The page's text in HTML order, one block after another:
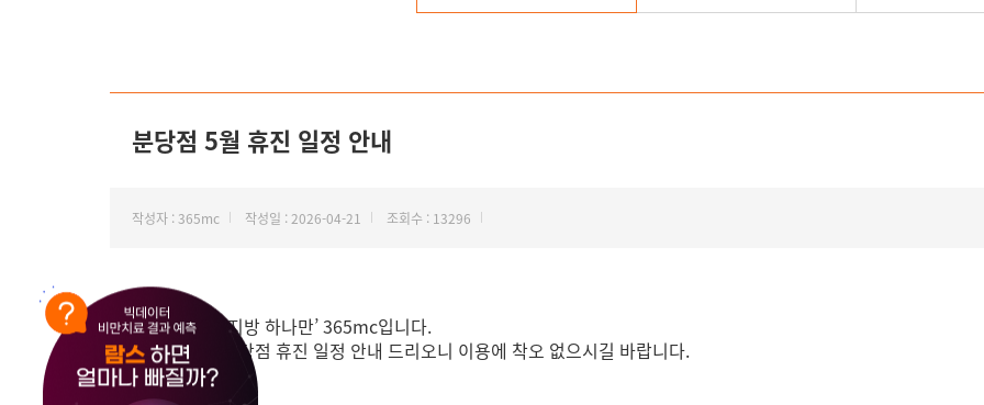
분당점 5월 휴진 일정 안내
작성자 : 365mc 작성일 : 2026-04-21 조회수 : 13296
안녕하세요, ‘지방 하나만’ 365mc입니다.
5월 365mc 분당점 휴진 일정 안내 드리오니 이용에 착오 없으시길 바랍니다.